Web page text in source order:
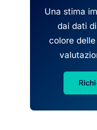
Una stima
dai dati
colore